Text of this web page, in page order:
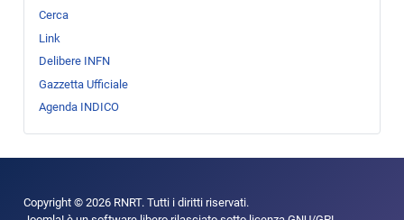
Cerca
Link
Delibere INFN
Gazzetta Ufficiale
Agenda INDICO
Copyright © 2026 RNRT. Tutti i diritti riservati.